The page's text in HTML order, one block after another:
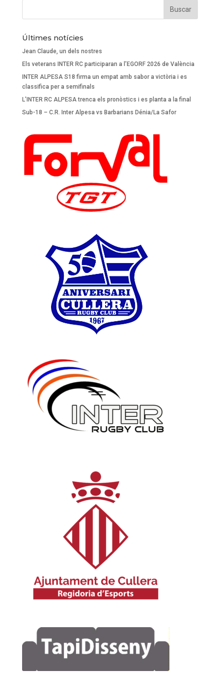
Últimes notícies
Jean Claude, un dels nostres
Els veterans INTER RC participaran a l’EGORF 2026 de València
INTER ALPESA S18 firma un empat amb sabor a victòria i es
classifica per a semifinals
L’INTER RC ALPESA trenca els pronòstics i es planta a la final
Sub-18 – C.R. Inter Alpesa vs Barbarians Dénia/La Safor